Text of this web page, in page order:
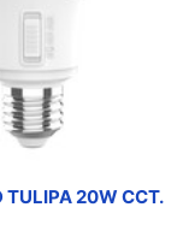
TULIPA 20W CCT.